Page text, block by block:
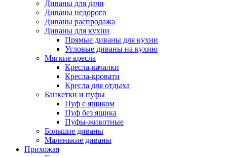
Диваны для дачи
Диваны недорого
Диваны распродажа
Диваны для кухни
Прямые диваны для кухни
Угловые диваны на кухню
Мягкие кресла
Кресла-качалки
Кресла-кровати
Кресла для отдыха
Банкетки и пуфы
Пуф с ящиком
Пуф без ящика
Пуфы-животные
Большие диваны
Маленькие диваны
Прихожая